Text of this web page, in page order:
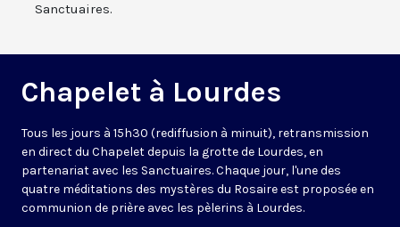
Sanctuaires.
Chapelet à Lourdes
Tous les jours à 15h30 (rediffusion à minuit), retransmission
en direct du Chapelet depuis la grotte de Lourdes, en
partenariat avec les Sanctuaires. Chaque jour, l'une des
quatre méditations des mystères du Rosaire est proposée en
communion de prière avec les pèlerins à Lourdes.